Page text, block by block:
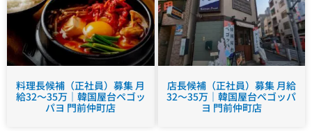
料理長候補（正社員）募集 月
給32～35万｜韓国屋台ペゴッ
パヨ 門前仲町店
店長候補（正社員）募集 月給
32～35万｜韓国屋台ペゴッパ
ヨ 門前仲町店